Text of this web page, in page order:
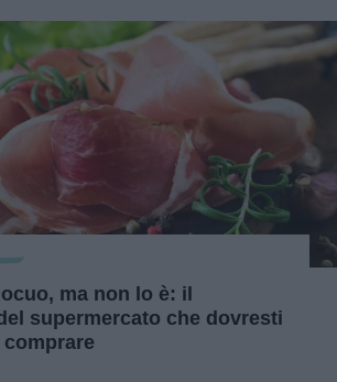
ma non lo è: il
supermercato che dovresti